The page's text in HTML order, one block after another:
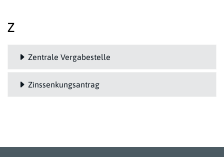
Z
Zentrale Vergabestelle
Zinssenkungsantrag